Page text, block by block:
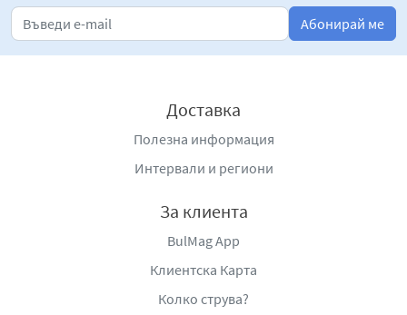
Абонирай ме
Доставка
Полезна информация
Интервали и региони
За клиента
BulMag App
Клиентска Карта
Колко струва?